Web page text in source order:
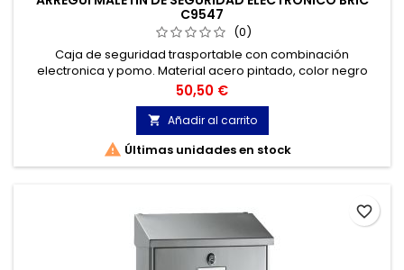
C9547
(0)
Caja de seguridad trasportable con combinación
electronica y pomo. Material acero pintado, color negro
texturado.
Precio
50,50 €
 Añadir al carrito
 Últimas unidades en stock
favorite_border